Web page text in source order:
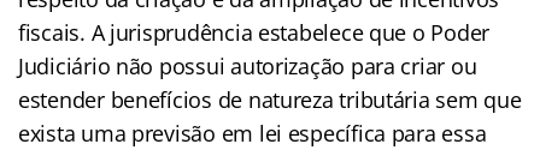
fiscais. A jurisprudência estabelece que o Poder
Judiciário não possui autorização para criar ou
estender benefícios de natureza tributária sem que
exista uma previsão em lei específica para essa